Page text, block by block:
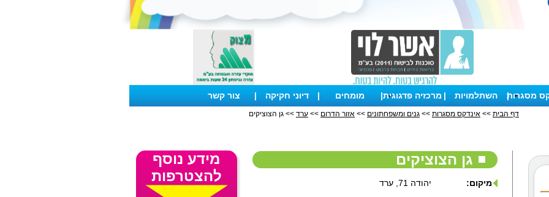
מסגרות
| השתלמויות | מרכזיה פדגוגית| מומחים | דיוני חקיקה | צור קשר
דף הבית >> אינדקס מסגרות >> גנים ומשפחתונים >> אזור הדרום >> ערד >> גן הצוציקים
גן הצוציקים
מיקום:
יהודה 71, ערד
מידע נוסף
להצטרפות